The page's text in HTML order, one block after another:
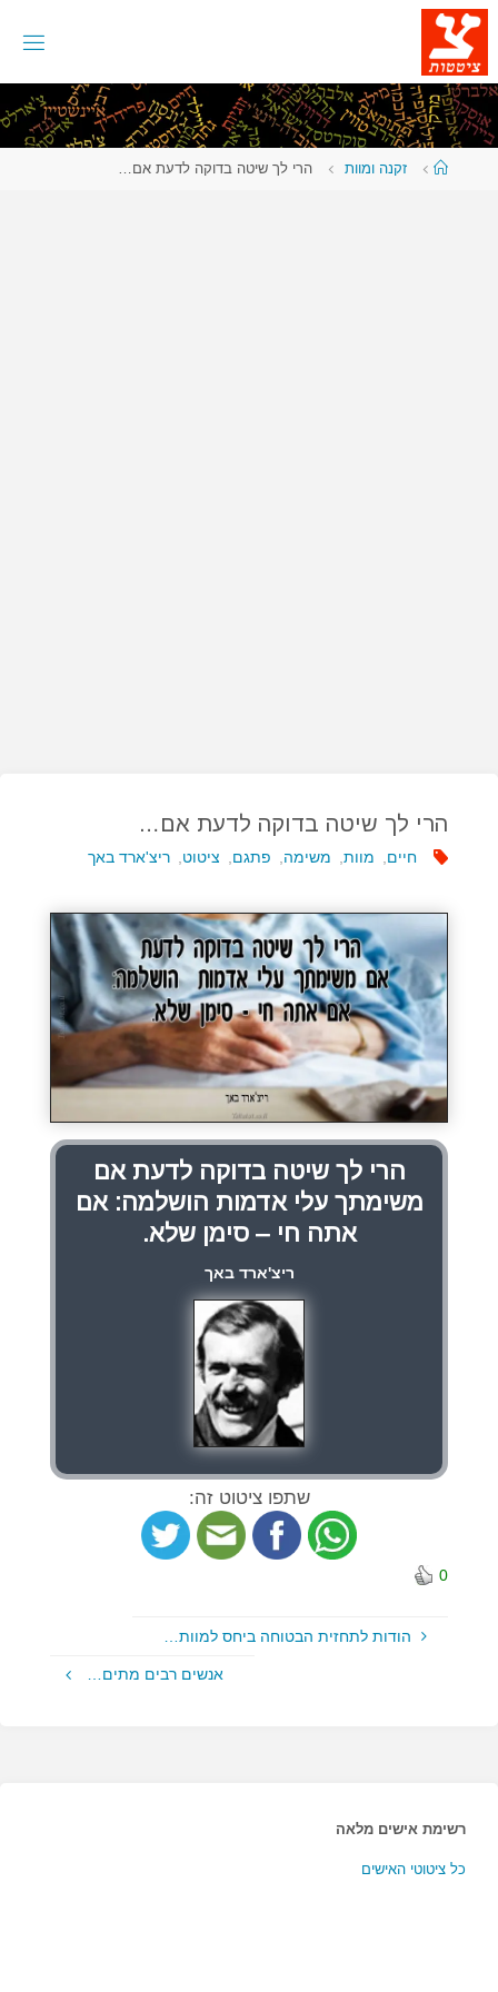
דלגו
לתוכן
עמודזקנה ומוות הרי לך שיטה בדוקה לדעת אם…
הרי לך שיטה בדוקה לדעת אם…
חיים מוות משימה פתגם ציטוט ריצ'ארד באך
הרי לך שיטה בדוקה לדעת אם
משימתך עלי אדמות הושלמה: אם
אתה חי – סימן שלא.
ריצ'ארד באך
שתפו ציטוט זה:
0
הודות לתחזית הבטוחה ביחס למוות…
אנשים רבים מתים…
רשימת אישים מלאה
כל ציטוטי האישים